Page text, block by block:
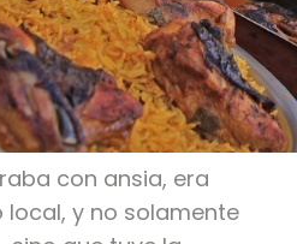
con ansia, era
y no solamente